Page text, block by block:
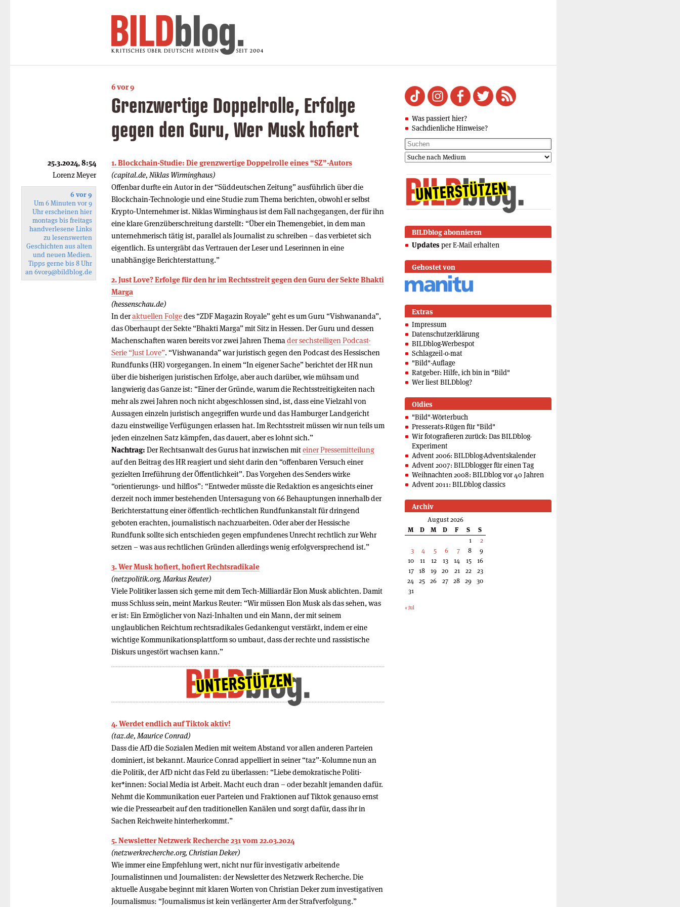
6 vor 9
Grenzwertige Doppelrolle, Erfolge
gegen den Guru, Wer Musk hofiert
1. Blockchain-Studie: Die grenzwertige Doppelrolle eines “SZ”-Autors
(capital.de, Niklas Wirminghaus)
Offenbar durfte ein Autor in der “Süddeutschen Zeitung” ausführlich über die
Blockchain-Technologie und eine Studie zum Thema berichten, obwohl er selbst
Krypto-Unternehmer ist. Niklas Wirminghaus ist dem Fall nachgegangen, der für ihn
eine klare Grenzüberschreitung darstellt: “Über ein Themengebiet, in dem man
unternehmerisch tätig ist, parallel als Journalist zu schreiben – das verbietet sich
eigentlich. Es untergräbt das Vertrauen der Leser und Leserinnen in eine
unabhängige Berichterstattung.”
2. Just Love? Erfolge für den hr im Rechtsstreit gegen den Guru der Sekte Bhakti
Marga
(hessenschau.de)
In deraktuellen Folgedes “ZDF Magazin Royale” geht es um Guru “Vishwananda”,
das Oberhaupt der Sekte “Bhakti Marga” mit Sitz in Hessen. Der Guru und dessen
Machenschaften waren bereits vor zwei Jahren Thema der sechsteiligen Podcast-
Serie “Just Love”. “Vishwananda” war juristisch gegen den Podcast des Hessischen
Rundfunks (HR) vorgegangen. In einem “In eigener Sache” berichtet der HR nun
über die bisherigen juristischen Erfolge, aber auch darüber, wie mühsam und
langwierig das Ganze ist: “Einer der Gründe, warum die Rechtsstreitigkeiten nach
mehr als zwei Jahren noch nicht abgeschlossen sind, ist, dass eine Vielzahl von
Aussagen einzeln juristisch angegriffen wurde und das Hamburger Landgericht
dazu einstweilige Verfügungen erlassen hat. Im Rechtsstreit müssen wir nun teils um
jeden einzelnen Satz kämpfen, das dauert, aber es lohnt sich.”
Nachtrag: Der Rechtsanwalt des Gurus hat inzwischen miteiner Pressemitteilung
auf den Beitrag des HR reagiert und sieht darin den “offenbaren Versuch einer
gezielten Irreführung der Öffentlichkeit”. Das Vorgehen des Senders wirke
“orientierungs- und hilflos”: “Entweder müsste die Redaktion es angesichts einer
derzeit noch immer bestehenden Untersagung von 66 Behauptungen innerhalb der
Berichterstattung einer öffentlich-rechtlichen Rundfunkanstalt für dringend
geboten erachten, journalistisch nachzuarbeiten. Oder aber der Hessische
Rundfunk sollte sich entschieden gegen empfundenes Unrecht rechtlich zur Wehr
setzen – was aus rechtlichen Gründen allerdings wenig erfolgversprechend ist.”
3. Wer Musk hofiert, hofiert Rechtsradikale
(netzpolitik.org, Markus Reuter)
Viele Politiker lassen sich gerne mit dem Tech-Milliardär Elon Musk ablichten. Damit
muss Schluss sein, meint Markus Reuter: “Wir müssen Elon Musk als das sehen, was
er ist: Ein Ermöglicher von Nazi-Inhalten und ein Mann, der mit seinem
unglaublichen Reichtum rechtsradikales Gedankengut verstärkt, indem er eine
wichtige Kommunikationsplattform so umbaut, dass der rechte und rassistische
Diskurs ungestört wachsen kann.”
4. Werdet endlich auf Tiktok aktiv!
(taz.de, Maurice Conrad)
Dass die AfD die Sozialen Medien mit weitem Abstand vor allen anderen Parteien
dominiert, ist bekannt. Maurice Conrad appelliert in seiner “taz”-Kolumne nun an
die Politik, der AfD nicht das Feld zu überlassen: “Liebe demokratische Politi­
ker*innen: Social Media ist Arbeit. Macht euch dran – oder bezahlt jemanden dafür.
Nehmt die Kommunikation euer Parteien und Fraktionen auf Tiktok genauso ernst
wie die Pressearbeit auf den traditionellen Kanälen und sorgt dafür, dass ihr in
Sachen Reichweite hinterherkommt.”
5. Newsletter Netzwerk Recherche 231 vom 22.03.2024
(netzwerkrecherche.org, Christian Deker)
Wie immer eine Empfehlung wert, nicht nur für investigativ arbeitende
Journalistinnen und Journalisten: der Newsletter des Netzwerk Recherche. Die
aktuelle Ausgabe beginnt mit klaren Worten von Christian Deker zum investigativen
Journalismus: “Journalismus ist kein verlängerter Arm der Strafverfolgung.”
25.3.2024, 8:54
Lorenz Meyer
6 vor 9
Um 6 Minuten vor 9
Uhr erscheinen hier
montags bis freitags
handverlesene Links
zu lesenswerten
Geschichten aus alten
und neuen Medien.
Tipps gerne bis 8 Uhr
an6vor9@bildblog.de
Was passiert hier?
Sachdienliche Hinweise?
BILDblog abonnieren
Updates per E-Mail erhalten
Gehostet von
Extras
Impressum
Datenschutzerklärung
BILDblog-Werbespot
Schlagzeil-o-mat
"Bild"-Auflage
Ratgeber: Hilfe, ich bin in "Bild"
Wer liest BILDblog?
Oldies
"Bild"-Wörterbuch
Presserats-Rügen für "Bild"
Wir fotografieren zurück: Das BILDblog-
Experiment
Advent 2006: BILDblog-Adventskalender
Advent 2007: BILDblogger für einen Tag
Weihnachten 2008: BILDblog vor 40 Jahren
Advent 2011: BILDblog classics
Archiv
August 2026
M
D M D F S
S
1
2
3
4 5 6 7 8
9
10
11 12 13 14 15
16
17 18 19 20 21 22
23
24 25 26 27 28 29 30
31
« Jul